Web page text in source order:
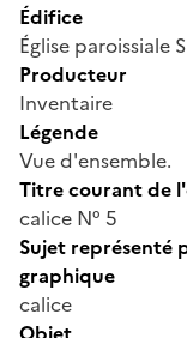
Édifice
Église paroissiale
Producteur
Inventaire
Légende
Vue d'ensemble.
Titre courant de
calice N° 5
Sujet représenté
graphique
calice